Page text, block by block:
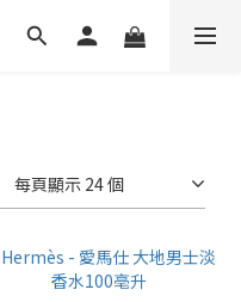
每頁顯示 24 個